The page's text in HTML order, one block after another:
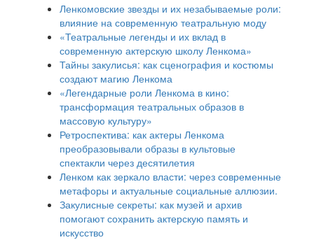
Ленкомовские звезды и их незабываемые роли:
влияние на современную театральную моду
«Театральные легенды и их вклад в
современную актерскую школу Ленкома»
Тайны закулисья: как сценография и костюмы
создают магию Ленкома
«Легендарные роли Ленкома в кино:
трансформация театральных образов в
массовую культуру»
Ретроспектива: как актеры Ленкома
преобразовывали образы в культовые
спектакли через десятилетия
Ленком как зеркало власти: через современные
метафоры и актуальные социальные аллюзии.
Закулисные секреты: как музей и архив
помогают сохранить актерскую память и
искусство